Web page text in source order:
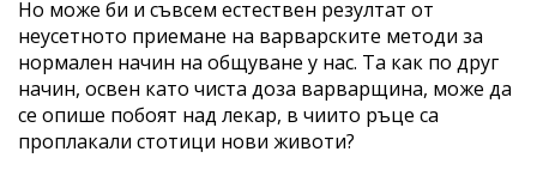
Но може би и съвсем естествен резултат от
неусетното приемане на варварските методи за
нормален начин на общуване у нас. Та как по друг
начин, освен като чиста доза варварщина, може да
се опише побоят над лекар, в чиито ръце са
проплакали стотици нови животи?